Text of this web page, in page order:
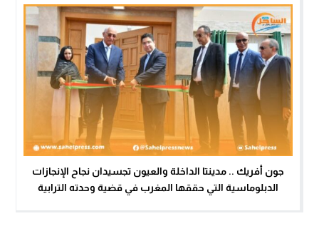
جون أفريك .. مدينتا الداخلة والعيون تجسيدان نجاح الإنجازات
الدبلوماسية التي حققها المغرب في قضية وحدته الترابية